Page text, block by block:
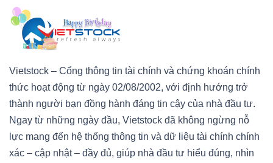
Vietstock – Cổng thông tin tài chính và chứng khoán chính
thức hoạt động từ ngày 02/08/2002, với định hướng trở
thành người bạn đồng hành đáng tin cậy của nhà đầu tư.
Ngay từ những ngày đầu, Vietstock đã không ngừng nỗ
lực mang đến hệ thống thông tin và dữ liệu tài chính chính
xác – cập nhật – đầy đủ, giúp nhà đầu tư hiểu đúng, nhìn